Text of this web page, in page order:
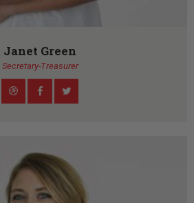
Janet Green
Secretary-Treasurer